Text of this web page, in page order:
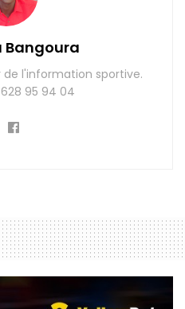
Bangoura
de l'information sportive.
95 94 04